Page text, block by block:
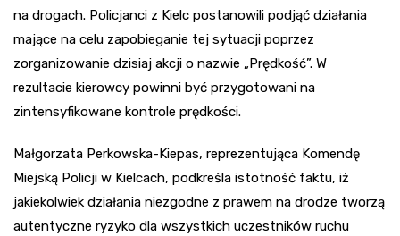
na drogach. Policjanci z Kielc postanowili podjąć działania
mające na celu zapobieganie tej sytuacji poprzez
zorganizowanie dzisiaj akcji o nazwie „Prędkość”. W
rezultacie kierowcy powinni być przygotowani na
zintensyfikowane kontrole prędkości.
Małgorzata Perkowska-Kiepas, reprezentująca Komendę
Miejską Policji w Kielcach, podkreśla istotność faktu, iż
jakiekolwiek działania niezgodne z prawem na drodze tworzą
autentyczne ryzyko dla wszystkich uczestników ruchu